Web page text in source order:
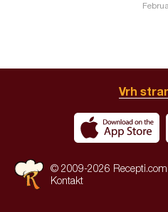
Vrh
© 2009-2026 Recepti.com
Kontakt